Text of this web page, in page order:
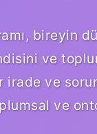
bireyin
ve
irade ve
ve